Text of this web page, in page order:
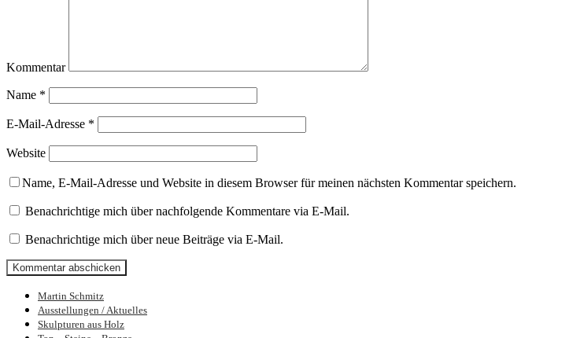
Kommentar
Name *
E-Mail-Adresse *
Website
Name, E-Mail-Adresse und Website in diesem Browser für meinen nächsten Kommentar speichern.
Benachrichtige mich über nachfolgende Kommentare via E-Mail.
Benachrichtige mich über neue Beiträge via E-Mail.
Bilder und Skulpturen von Martin Schmitz
Martin Schmitz
Ausstellungen / Aktuelles
Skulpturen aus Holz